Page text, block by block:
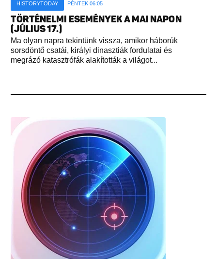
HISTORYTODAY PÉNTEK 06:05
TÖRTÉNELMI ESEMÉNYEK A MAI NAPON
(JÚLIUS 17.)
Ma olyan napra tekintünk vissza, amikor háborúk
sorsdöntő csatái, királyi dinasztiák fordulatai és
megrázó katasztrófák alakították a világot...